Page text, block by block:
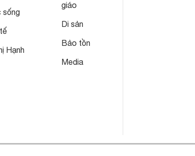
sống
Hạnh
giáo
Di sản
Bảo tồn
Media